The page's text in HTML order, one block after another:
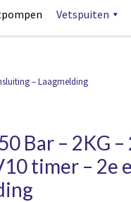
Vetspuiten
– Laagmelding
Bar – 2KG –
timer – 2e